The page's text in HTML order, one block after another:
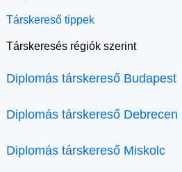
Társkereső tippek
Társkeresés régiók szerint
Diplomás társkereső Budapest
Diplomás társkereső Debrecen
Diplomás társkereső Miskolc